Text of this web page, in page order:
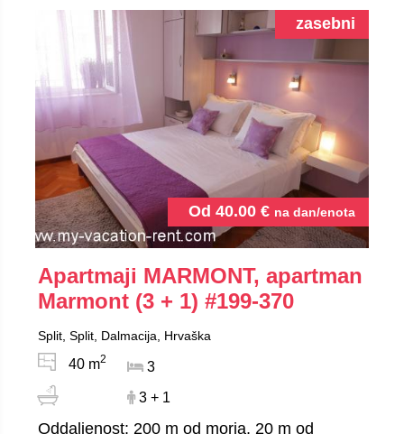
Od 40.00 € na dan/enota
zasebni
Apartmaji MARMONT, apartman
Marmont (3 + 1) #199-370
Split, Split, Dalmacija, Hrvaška
40 m2
3
3 + 1
Oddaljenost: 200 m od morja, 20 m od